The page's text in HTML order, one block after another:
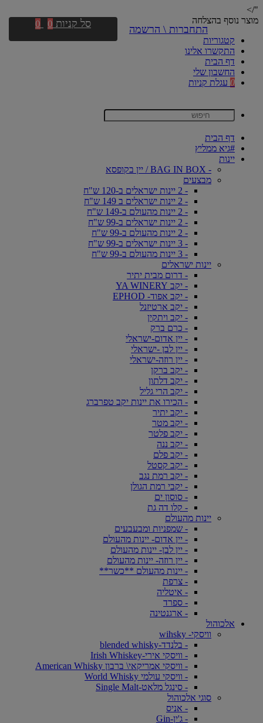
"/>
מוצר נוסף בהצלחה
קטגוריות
התקשרו אלינו
דף הבית
החשבון שלי
0 עגלת קניות
דף הבית
#גיא ממליץ
יינות
- BAG IN BOX / יין בקופסא
מבצעים
- 2 יינות ישראלים ב-120 ש"ח
- 2 יינות ישראלים ב 149 ש"ח
- 2 יינות מהעולם ב-149 ש"ח
- 2 יינות ישראלים ב-99 ש"ח
- 2 יינות מהעולם ב-99 ש"ח
- 3 יינות ישראלים ב-99 ש"ח
- 3 יינות מהעולם ב-99 ש"ח
יינות ישראלים
- דרום מבית יתיר
- יקב YA WINERY
- יקב אפוד- EPHOD
- יקב ארטיזנל
- יקב ויתקין
- כרם ברק
- יין אדום-ישראלי
- יין לבן -ישראלי
- יין רוזה-ישראלי
- יקב ברקן
- יקב דלתון
- יקב הרי גליל
- הכירו את יינות יקב טפרברג
- יקב יתיר
- יקב מטר
- יקב פלטר
- יקב ננה
- יקב פלם
- יקב קסטל
- יקב רמת נגב
- יקבי רמת הגולן
- סוסון ים
- קלו דה גת
יינות מהעולם
- שמפניות ומבעבעים
- יין אדום- יינות מהעולם
- יין לבן- יינות מהעולם
- יין רוזה- יינות מהעולם
- יינות מהעולם **כשר**
- צרפת
- איטליה
- ספרד
- ארגנטינה
אלכוהול
וויסקי- wihsky
- בלנדד-blended whisky
- וויסקי אירי-Irish Whiskey
- וויסקי אמריקאי\ ברבון American Whisky
- וויסקי עולמי World Whisky
- סינגל מלאט-Single Malt
סוגי אלכוהול
- אניס
- ג'ין-Gin
התחברות \ הרשמה סל קניות 0
0